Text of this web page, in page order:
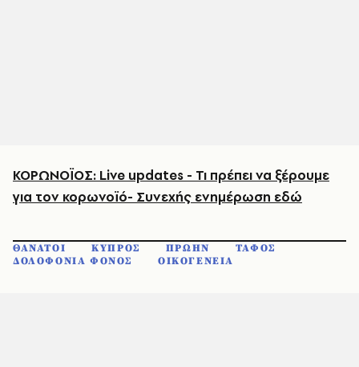
ΚΟΡΩΝΟΪΟΣ: Live updates - Τι πρέπει να ξέρουμε
για τον κορωνοϊό- Συνεχής ενημέρωση εδώ
ΘΑΝΑΤΟΙ ΚΥΠΡΟΣ ΠΡΩΗΝ
ΤΑΦΟΣ
ΔΟΛΟΦΟΝΙΑ ΦΟΝΟΣ
ΟΙΚΟΓΕΝΕΙΑ